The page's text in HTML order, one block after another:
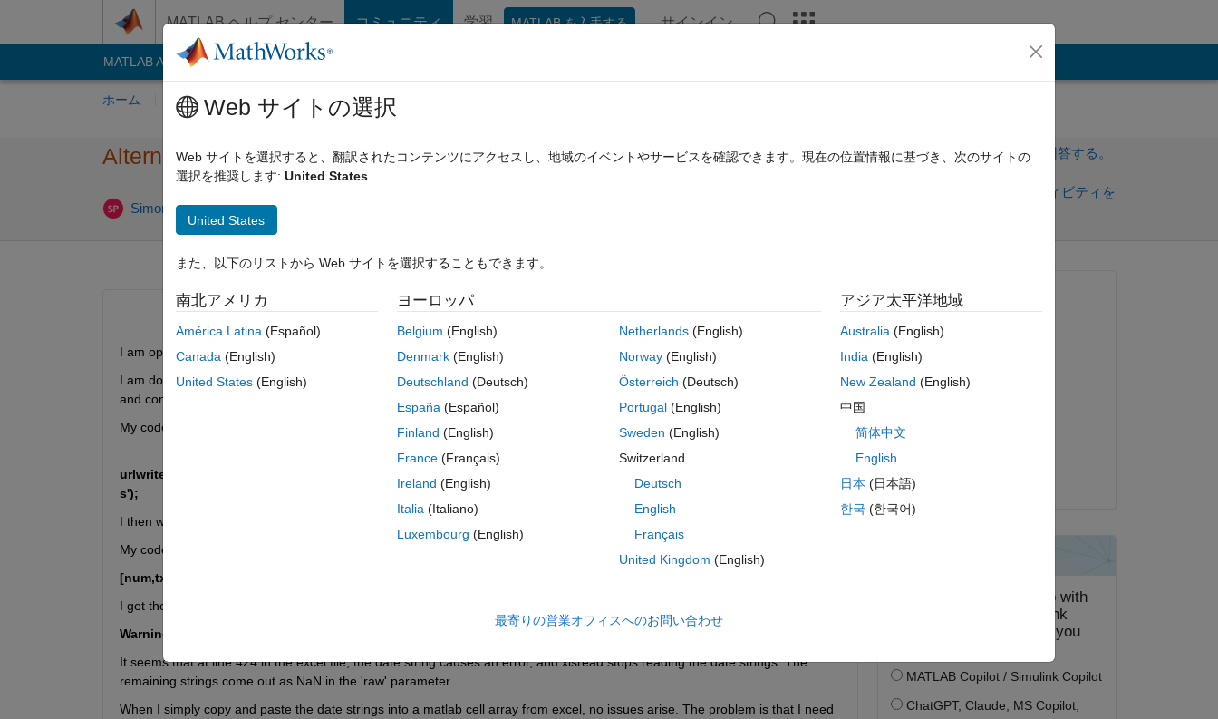
MATLAB ヘルプ センター コミュニティ 学習 MATLAB を入手する サインイン
MATLAB Answers File Exchange
ホーム 質問する 回答 閲覧 MATLAB に関する FAQ
Alternative to xlsread from website data on mac: matlab R2012a
Simon 2012 7 月 17 3 回答
サインインしてこの質問に回答する。
サインインしてアクティビティを
0 投票
I am operating Matlab version R2012a on mac OS.
I am downloading data from a publicly accessible website that comes in the form of a .xls file. This file is updated regularly
and contains a text header, and then date/time with corresponding data measurements.
My code:
urlwrite('http://transmission.bpa.gov/business/operations/wind/ReservesDeployedYTD_2012.xls','BPA_BRD_data.xl
s');
I then wish to manipulate the .xls file in matlab so I read it in to the workspace:
My code:
[num,txt,raw] = xlsread('BPA_BRD_data');
I get the following command window output:
Warning: XLS File contains unrecognized string header - skipping remaining text - (1041:0x20 65532).
It seems that at line 424 in the excel file, the date string causes an error, and xlsread stops reading the date strings. The
remaining strings come out as NaN in the 'raw' parameter.
When I simply copy and paste the date strings into a matlab cell array from excel, no issues arise. The problem is that I need
質問済み:
2012 年 7 月 17 日
回答済み:
採用済み:
Web サイトの選択
Web サイトを選択すると、翻訳されたコンテンツにアクセスし、地域のイベントやサービスを確認できます。現在の位置情報に基づき、次のサイトの
選択を推奨します: United States
United States
また、以下のリストから Web サイトを選択することもできます。
南北アメリカ
América Latina (Español)
Canada (English)
United States (English)
ヨーロッパ
Belgium (English)
Denmark (English)
Deutschland (Deutsch)
España (Español)
Finland (English)
France (Français)
Ireland (English)
Italia (Italiano)
Luxembourg (English)
Netherlands(English)
Norway(English)
Österreich (Deutsch)
Portugal(English)
Sweden (English)
Switzerland
Deutsch
English
Français
United Kingdom (English)
アジア太平洋地域
Australia(English)
India(English)
New Zealand (English)
中国
简体中文
English
日本 (日本語)
한국 (한국어)
最寄りの営業オフィスへのお問い合わせ